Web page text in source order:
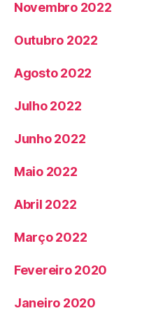
Novembro 2022
Outubro 2022
Agosto 2022
Julho 2022
Junho 2022
Maio 2022
Abril 2022
Março 2022
Fevereiro 2020
Janeiro 2020